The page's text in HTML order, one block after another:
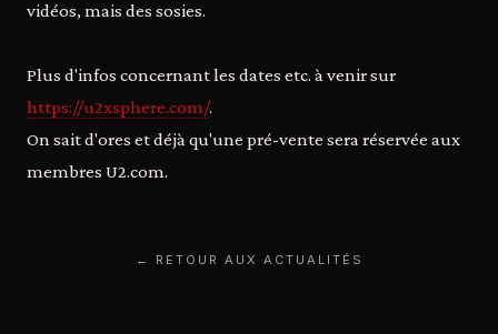
vidéos, mais des sosies.
Plus d'infos concernant les dates etc. à venir sur
https://u2xsphere.com/.
On sait d'ores et déjà qu'une pré-vente sera réservée aux
membres U2.com.
← RETOUR AUX ACTUALITÉS